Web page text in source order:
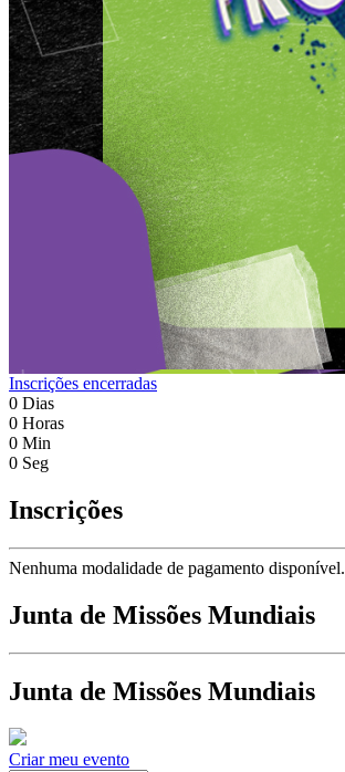
Inscrições encerradas
0 Dias
0 Horas
0 Min
0 Seg
Inscrições
Nenhuma modalidade de pagamento disponível.
Junta de Missões Mundiais
Junta de Missões Mundiais
Criar meu evento